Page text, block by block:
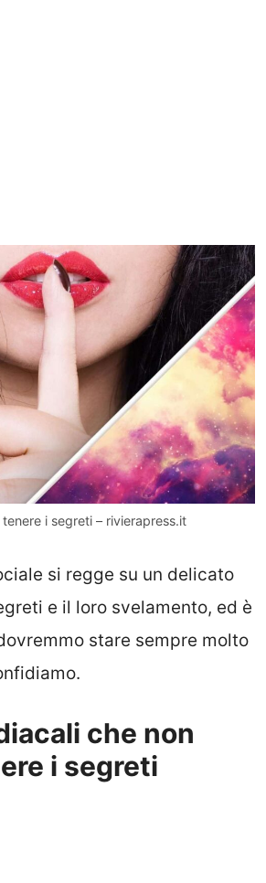
i segreti – rivierapress.it
si regge su un delicato
e il loro svelamento, ed è
stare sempre molto
che non
i segreti